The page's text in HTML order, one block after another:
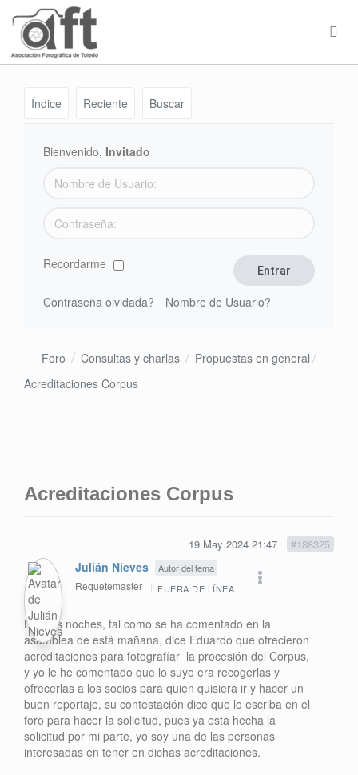
Índice Reciente Buscar
Bienvenido, Invitado
Recordarme
Contraseña olvidada? Nombre de Usuario?
Foro Consultas y charlas
Propuestas en general
Acreditaciones Corpus
Acreditaciones Corpus
19 May 2024 21:47 #188325
Julián Nieves Autor del tema
Requetemaster FUERA DE LÍNEA
Buenas noches, tal como se ha comentado en la
asamblea de está mañana, dice Eduardo que ofrecieron
acreditaciones para fotografíar la procesión del Corpus,
y yo le he comentado que lo suyo era recogerlas y
ofrecerlas a los socios para quien quisiera ir y hacer un
buen reportaje, su contestación dice que lo escriba en el
foro para hacer la solicitud, pues ya esta hecha la
solicitud por mi parte, yo soy una de las personas
interesadas en tener en dichas acreditaciones.